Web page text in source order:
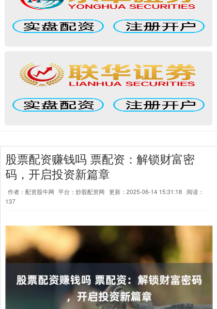
股票配资赚钱吗 票配资：解锁财富密
码，开启投资新篇章
作者：配资股牛网 平台：炒股配资网 更新：2025-06-14 15:31:18
阅读：
137